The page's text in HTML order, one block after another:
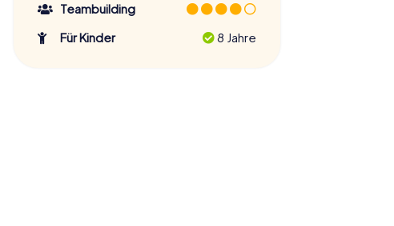
Teambuilding
Für Kinder
8 Jahre